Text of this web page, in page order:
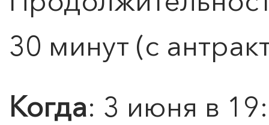
30 минут (с
Когда: 3 июня в
ЛЮБОВЬ… Концерт Анны
Подробнее